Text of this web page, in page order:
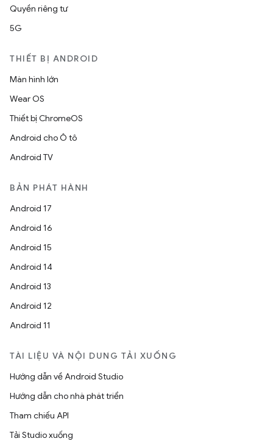
Quyền riêng tư
5G
THIẾT BỊ ANDROID
Màn hình lớn
Wear OS
Thiết bị ChromeOS
Android cho Ô tô
Android TV
BẢN PHÁT HÀNH
Android 17
Android 16
Android 15
Android 14
Android 13
Android 12
Android 11
TÀI LIỆU VÀ NỘI DUNG TẢI XUỐNG
Hướng dẫn về Android Studio
Hướng dẫn cho nhà phát triển
Tham chiếu API
Tải Studio xuống